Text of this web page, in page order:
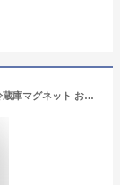
世界遺産 ドイツ ノイシュバンシュタイン城DX 冷蔵庫マグネット お土産